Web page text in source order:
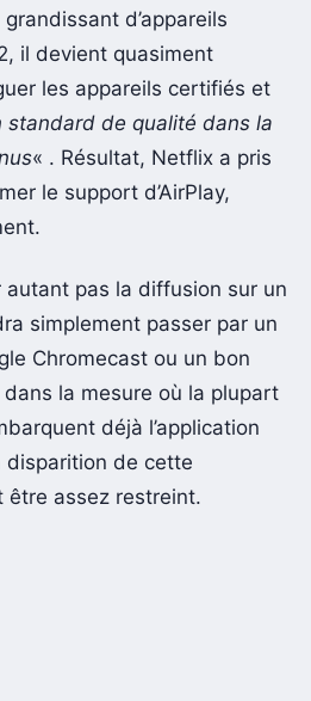
d’appareils
il devient quasiment
les appareils certifiés et
standard de qualité dans la
« . Résultat, Netflix a pris
le support d’AirPlay,
autant pas la diffusion sur un
simplement passer par un
Chromecast ou un bon
la mesure où la plupart
déjà l’application
disparition de cette
assez restreint.